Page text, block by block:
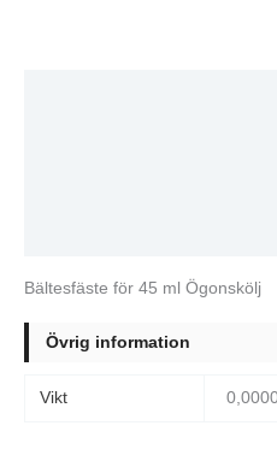
Bältesfäste för 45 ml Ögonskölj
Övrig information
Vikt